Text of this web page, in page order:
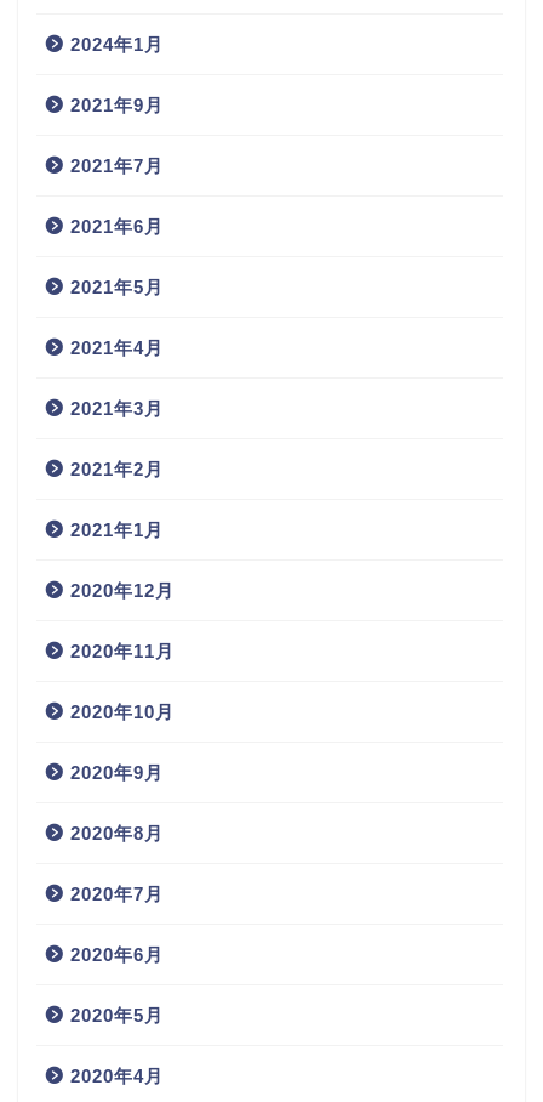
2024年1月
2021年9月
2021年7月
2021年6月
2021年5月
2021年4月
2021年3月
2021年2月
2021年1月
2020年12月
2020年11月
2020年10月
2020年9月
2020年8月
2020年7月
2020年6月
2020年5月
2020年4月